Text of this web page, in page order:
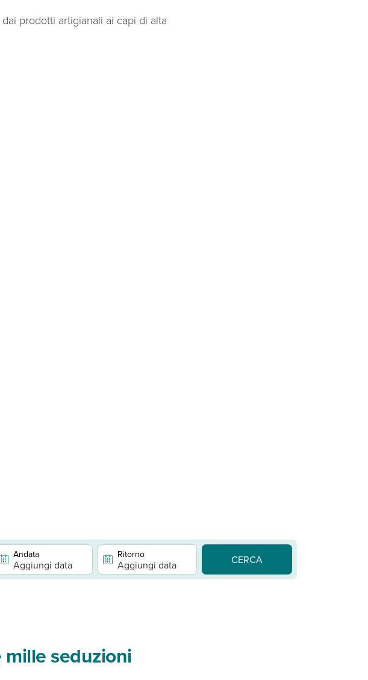
prodotti artigianali ai capi di alta
Andata
Aggiungi data
Ritorno
Aggiungi data CERCA
seduzioni